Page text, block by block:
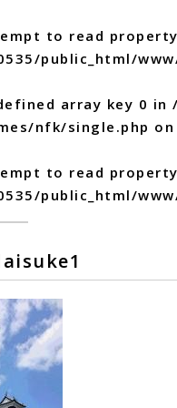
to read
public_html/
array key 0 in
nfk/single.php
to read
public_html/